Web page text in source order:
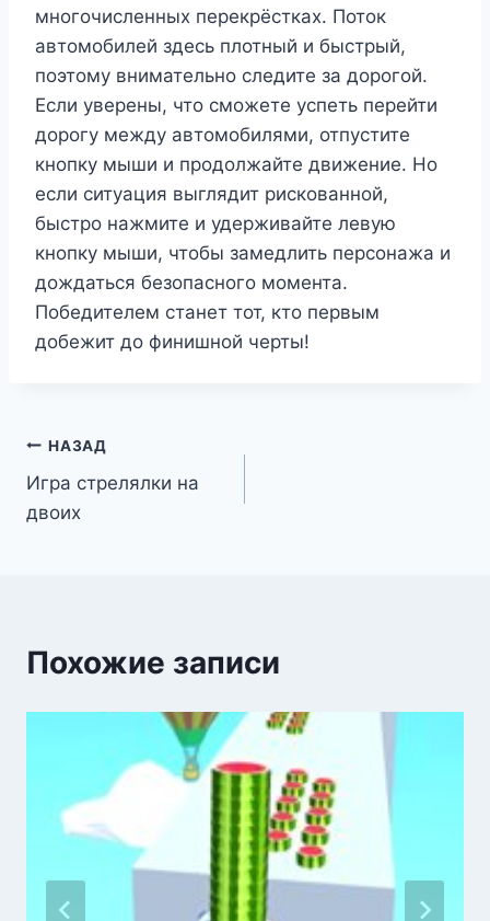
многочисленных перекрёстках. Поток
автомобилей здесь плотный и быстрый,
поэтому внимательно следите за дорогой.
Если уверены, что сможете успеть перейти
дорогу между автомобилями, отпустите
кнопку мыши и продолжайте движение. Но
если ситуация выглядит рискованной,
быстро нажмите и удерживайте левую
кнопку мыши, чтобы замедлить персонажа и
дождаться безопасного момента.
Победителем станет тот, кто первым
добежит до финишной черты!
Навигация
по
НАЗАД
Игра стрелялки на
двоих
Похожие записи